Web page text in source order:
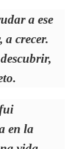
a ese
a crecer.
en la